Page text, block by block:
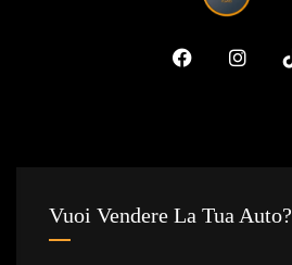
Vuoi Vendere La Tua Auto?